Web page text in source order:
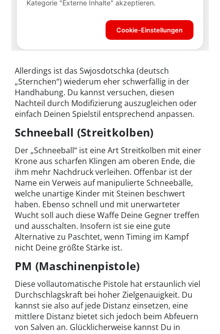
Allerdings ist das Swjosdotschka (deutsch
„Sternchen“) wiederum eher schwerfällig in der
Handhabung. Du kannst versuchen, diesen
Nachteil durch Modifizierung auszugleichen oder
einfach Deinen Spielstil entsprechend anpassen.
Schneeball (Streitkolben)
Der „Schneeball“ ist eine Art Streitkolben mit einer
Krone aus scharfen Klingen am oberen Ende, die
ihm mehr Nachdruck verleihen. Offenbar ist der
Name ein Verweis auf manipulierte Schneebälle,
welche unartige Kinder mit Steinen beschwert
haben. Ebenso schnell und mit unerwarteter
Wucht soll auch diese Waffe Deine Gegner treffen
und ausschalten. Insofern ist sie eine gute
Alternative zu Paschtet, wenn Timing im Kampf
nicht Deine größte Stärke ist.
PM (Maschinenpistole)
Diese vollautomatische Pistole hat erstaunlich viel
Durchschlagskraft bei hoher Zielgenauigkeit. Du
kannst sie also auf jede Distanz einsetzen, eine
mittlere Distanz bietet sich jedoch beim Abfeuern
von Salven an. Glücklicherweise kannst Du in